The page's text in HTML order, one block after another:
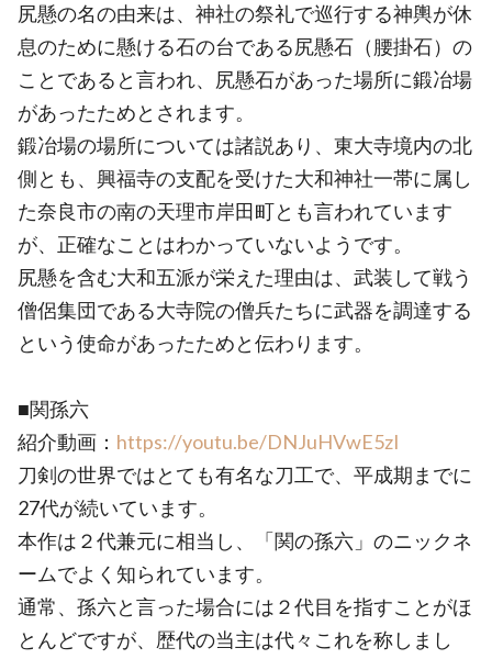
尻懸の名の由来は、神社の祭礼で巡行する神輿が休
息のために懸ける石の台である尻懸石（腰掛石）の
ことであると言われ、尻懸石があった場所に鍛冶場
があったためとされます。
鍛冶場の場所については諸説あり、東大寺境内の北
側とも、興福寺の支配を受けた大和神社一帯に属し
た奈良市の南の天理市岸田町とも言われています
が、正確なことはわかっていないようです。
尻懸を含む大和五派が栄えた理由は、武装して戦う
僧侶集団である大寺院の僧兵たちに武器を調達する
という使命があったためと伝わります。
■関孫六
紹介動画： https://youtu.be/DNJuHVwE5zI
刀剣の世界ではとても有名な刀工で、平成期までに
27代が続いています。
本作は２代兼元に相当し、「関の孫六」のニックネ
ームでよく知られています。
通常、孫六と言った場合には２代目を指すことがほ
とんどですが、歴代の当主は代々これを称しまし